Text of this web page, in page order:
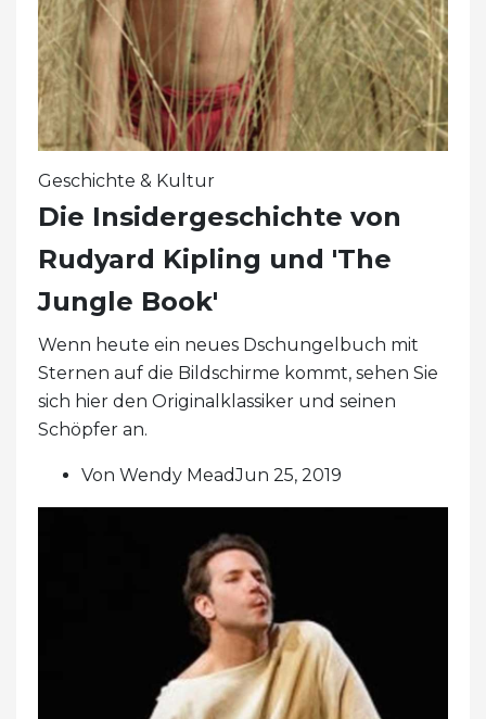
Geschichte & Kultur
Die Insidergeschichte von
Rudyard Kipling und 'The
Jungle Book'
Wenn heute ein neues Dschungelbuch mit
Sternen auf die Bildschirme kommt, sehen Sie
sich hier den Originalklassiker und seinen
Schöpfer an.
Von Wendy MeadJun 25, 2019